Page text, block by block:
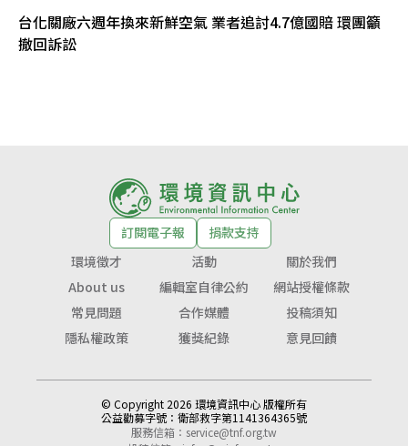
台化關廠六週年換來新鮮空氣 業者追討4.7億國賠 環團籲
撤回訴訟
訂閱電子報
捐款支持
環境徵才
活動
關於我們
About us
編輯室自律公約
網站授權條款
常見問題
合作媒體
投稿須知
隱私權政策
獲獎紀錄 意見回饋
© Copyright 2026 環境資訊中心 版權所有
公益勸募字號： 衛部救字第1141364365號
服務信箱： service@tnf.org.tw